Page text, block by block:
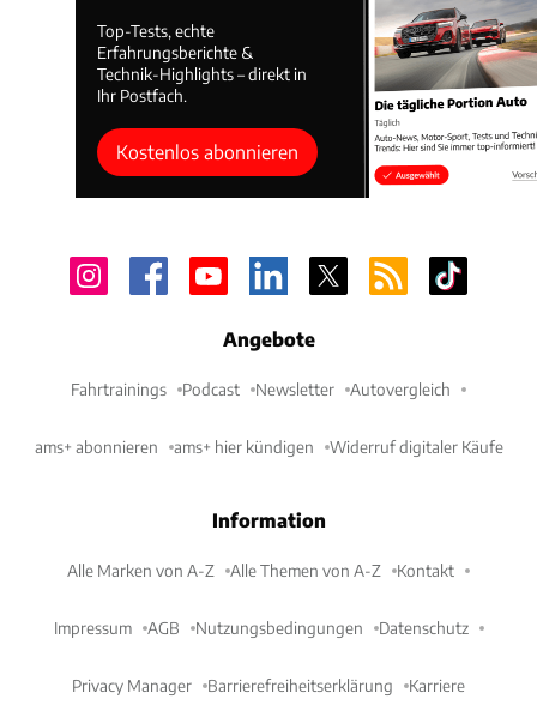
Top-Tests, echte
Erfahrungsberichte &
Technik-Highlights – direkt in
Ihr Postfach.
Kostenlos abonnieren
Angebote
Fahrtrainings Podcast Newsletter Autovergleich
ams+ abonnieren ams+ hier kündigen Widerruf digitaler Käufe
Information
Alle Marken von A-Z Alle Themen von A-Z Kontakt
Impressum AGB Nutzungsbedingungen Datenschutz
Privacy Manager Barrierefreiheitserklärung Karriere